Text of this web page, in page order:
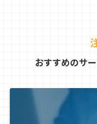
おすすめのサ